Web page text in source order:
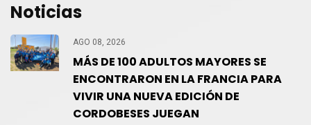
Noticias
AGO 08, 2026
MÁS DE 100 ADULTOS MAYORES SE
ENCONTRARON EN LA FRANCIA PARA
VIVIR UNA NUEVA EDICIÓN DE
CORDOBESES JUEGAN